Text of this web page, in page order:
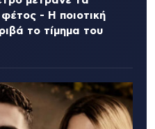
- Η ποιοτική
το τίμημα του